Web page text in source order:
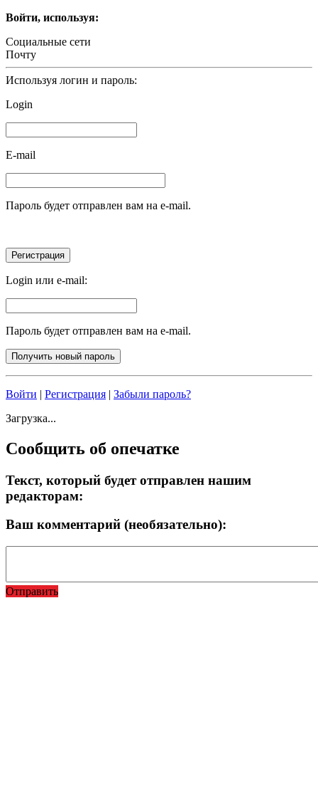
Войти, используя:
Социальные сети
Почту
Используя логин и пароль:
Login
E-mail
Пароль будет отправлен вам на e-mail.
Login или e-mail:
Пароль будет отправлен вам на e-mail.
Войти | Регистрация | Забыли пароль?
Загрузка...
Сообщить об опечатке
Текст, который будет отправлен нашим
редакторам:
Ваш комментарий (необязательно):
Отправить